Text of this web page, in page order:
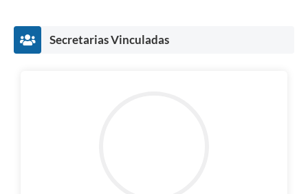
Secretarias Vinculadas